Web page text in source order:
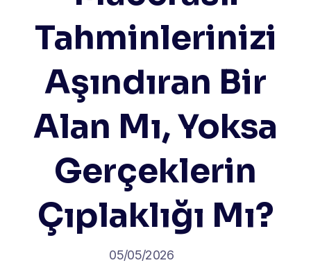
Tahminlerinizi
Aşındıran Bir
Alan Mı, Yoksa
Gerçeklerin
Çıplaklığı Mı?
05/05/2026